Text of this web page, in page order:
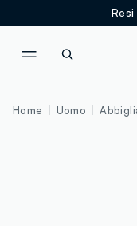
Home Uomo